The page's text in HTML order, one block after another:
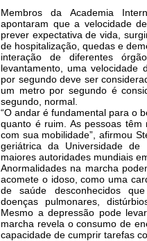
Membros da Academia
apontaram que a velocidade
prever expectativa de vida,
de hospitalização, quedas e
interação de diferentes
levantamento, uma
por segundo deve ser
um metro por segundo é
segundo, normal.
“O andar é fundamental para o
quanto é ruim. As pessoas
com sua mobilidade”, afirmou
geriátrica da Universidade
maiores autoridades mundiais
Anormalidades na marcha
acomete o idoso, como uma
de saúde desconhecidos
doenças pulmonares,
Mesmo a depressão pode
marcha revela o consumo de
capacidade de cumprir tarefas